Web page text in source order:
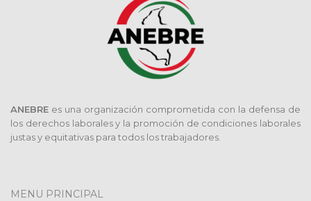
ANEBRE es una organización comprometida con la defensa de
los derechos laborales y la promoción de condiciones laborales
justas y equitativas para todos los trabajadores.
MENU PRINCIPAL